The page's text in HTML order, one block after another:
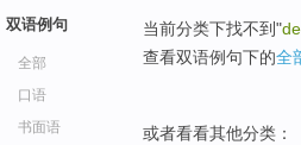
双语例句
全部
口语
书面语
当前分类下找不到"
查看双语例句下的全
或者看看其他分类：